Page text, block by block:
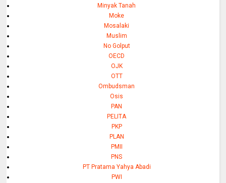
Minyak Tanah
Moke
Mosalaki
Muslim
No Golput
OECD
OJK
OTT
Ombudsman
Osis
PAN
PELITA
PKP
PLAN
PMII
PNS
PT Pratama Yahya Abadi
PWI